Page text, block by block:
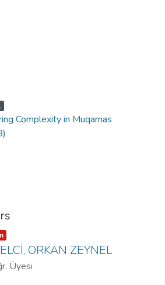
,
Complexity in Muqarnas
,
ORKAN ZEYNEL
Üyesi